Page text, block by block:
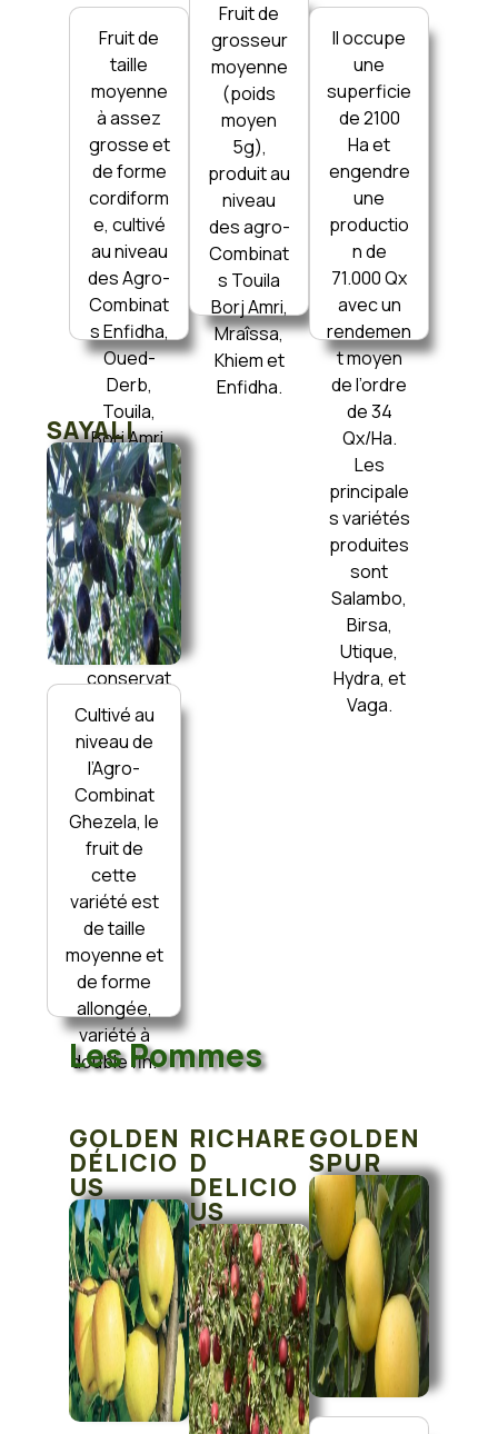
Fruit de
taille
moyenne
à assez
grosse et
de forme
cordiform
e, cultivé
au niveau
des Agro-
Combinat
s Enfidha,
Oued-
Derb,
Touila,
Borj Amri,
Ghezela,
Mraîssa,
Jelma et
Khiem . La
productio
n est
destinée
surtout la
conservat
ion des
olives
vertes et
des olives
noires.
Fruit de
grosseur
moyenne
(poids
moyen
5g),
produit au
niveau
des agro-
Combinat
s Touila
Borj Amri,
Mraîssa,
Khiem et
Enfidha.
Il occupe
une
superficie
de 2100
Ha et
engendre
une
productio
n de
71.000 Qx
avec un
rendemen
t moyen
de l’ordre
de 34
Qx/Ha.
Les
principale
s variétés
produites
sont
Salambo,
Birsa,
Utique,
Hydra, et
Vaga.
SAYALI
Cultivé au
niveau de
l’Agro-
Combinat
Ghezela, le
fruit de
cette
variété est
de taille
moyenne et
de forme
allongée,
variété à
double fin.
Les Pommes
GOLDEN
DÉLICIO
US
RICHARE
D
DELICIO
US
GOLDEN
SPUR